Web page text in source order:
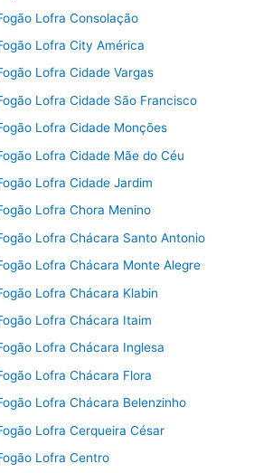
Lofra Consolação
Lofra City América
Lofra Cidade Vargas
Lofra Cidade São Francisco
Lofra Cidade Monções
Lofra Cidade Mãe do Céu
Lofra Cidade Jardim
Lofra Chora Menino
Lofra Chácara Santo Antonio
Lofra Chácara Monte Alegre
Lofra Chácara Klabin
Lofra Chácara Itaim
Lofra Chácara Inglesa
Lofra Chácara Flora
Lofra Chácara Belenzinho
Lofra Cerqueira César
Lofra Centro